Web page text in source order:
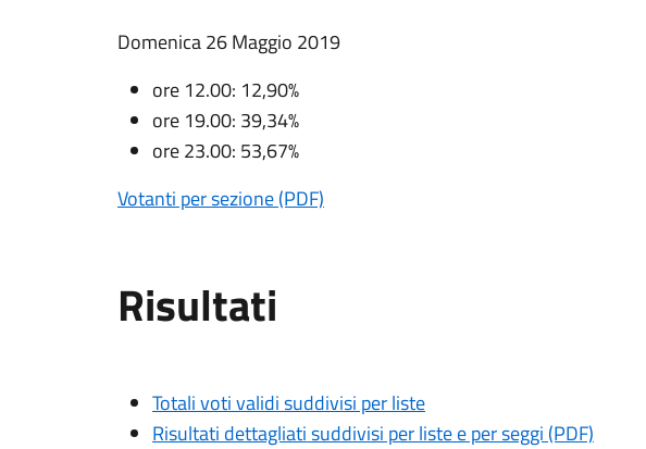
Domenica 26 Maggio 2019
ore 12.00: 12,90%
ore 19.00: 39,34%
ore 23.00: 53,67%
Votanti per sezione (PDF)
Risultati
Totali voti validi suddivisi per liste
Risultati dettagliati suddivisi per liste e per seggi (PDF)